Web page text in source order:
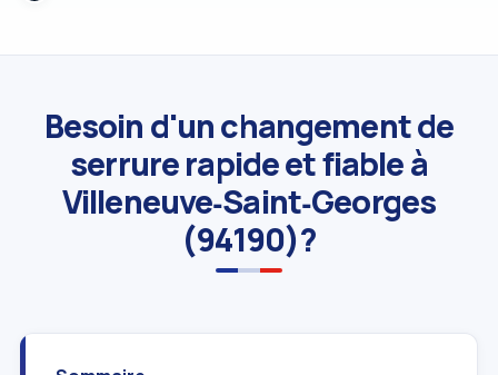
Besoin d'un changement de
serrure rapide et fiable à
Villeneuve‑Saint‑Georges
(94190)?